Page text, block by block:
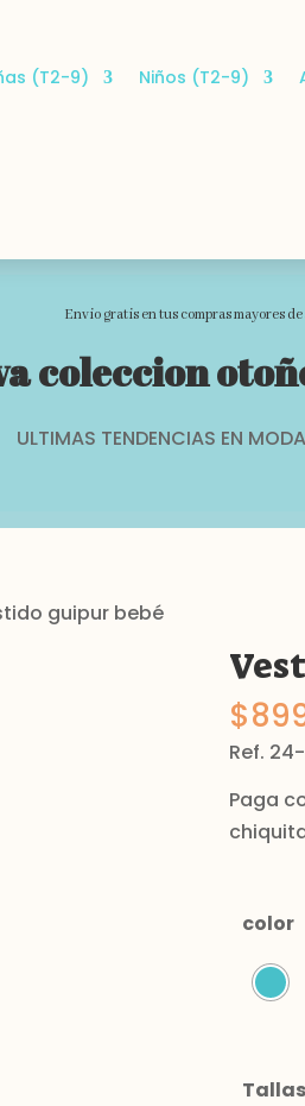
(T2-9) Niños (T2-9)
Envio gratis en tus compras mayores de
coleccion
ULTIMAS TENDENCIAS EN
guipur bebé
$
Ref.
color
Tallas